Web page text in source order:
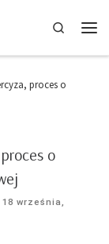
Search
proces o
o
18 września,